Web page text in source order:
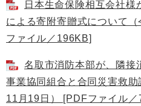
日本生命保険相互会社
による寄附寄贈式について
ファイル／196KB]
名取市消防本部が、隣接
事業協同組合と合同災害救
11月19日） [PDFファイル／